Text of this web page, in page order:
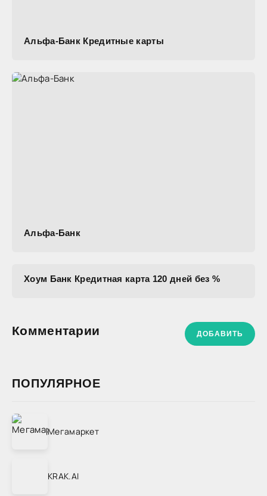
Альфа-Банк Кредитные карты
Альфа-Банк
Хоум Банк Кредитная карта 120 дней без %
Комментарии ДОБАВИТЬ
ПОПУЛЯРНОЕ
Мегамаркет
KRAK.AI